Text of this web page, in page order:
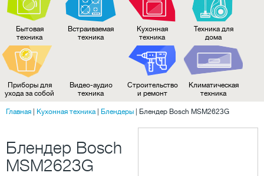
Бытовая
техника
Встраиваемая
техника
Кухонная
техника
Техника для
дома
Приборы для
ухода за собой
Видео-аудио
техника
Строительство
и ремонт
Климатическая
техника
Главная Кухонная техника| Блендеры Блендер Bosch MSM2623G
Блендер Bosch
MSM2623G